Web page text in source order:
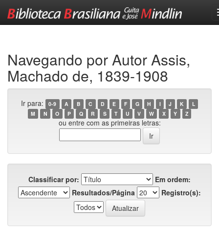
Navegando por Autor Assis,
Machado de, 1839-1908
Ir para: 0-9 A B C D E F G H I J K
L
M
N O P Q R S T U V W X Y Z
ou entre com as primeiras letras:
Classificar por:
Em ordem:
Resultados/Página
Registro(s):